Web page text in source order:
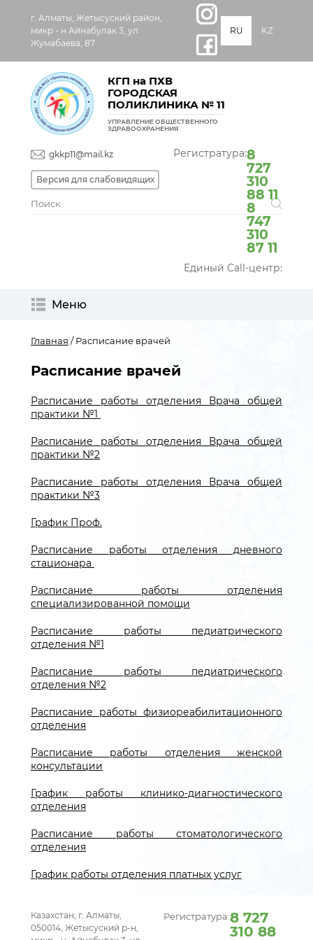
г. Алматы, Жетысуский район,
микр - н Айнабулак 3, ул.
Жумабаева, 87
RU KZ
КГП на ПХВ
ГОРОДСКАЯ
ПОЛИКЛИНИКА № 11
УПРАВЛЕНИЕ ОБЩЕСТВЕННОГО
ЗДРАВООХРАНЕНИЯ
gkkp11@mail.kz
Версия для слабовидящих
Регистратура:8
727
310
88 11
8
747
310
87 11
Единый Call-центр:
Меню
Главная / Расписание врачей
Расписание врачей
Расписание работы отделения Врача общей
практики №1
Расписание работы отделения Врача общей
практики №2
Расписание работы отделения Врача общей
практики №3
График Проф.
Расписание работы отделения дневного
стационара
Расписание работы отделения
специализированной помощи
Расписание работы педиатрического
отделения №1
Расписание работы педиатрического
отделения №2
Расписание работы физиореабилитационного
отделения
Расписание работы отделения женской
консультации
График работы клинико-диагностического
отделения
Расписание работы стоматологического
отделения
График работы отделения платных услуг
Казахстан, г. Алматы,
050014, Жетысуский р-н,
Регистратура:8 727
310 88